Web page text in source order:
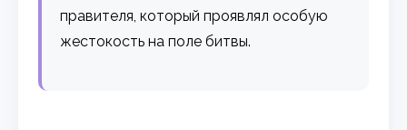
правителя, который проявлял особую
жестокость на поле битвы.